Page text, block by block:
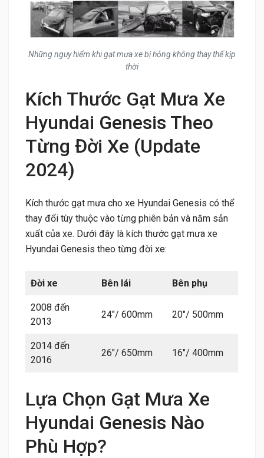
Những nguy hiểm khi gạt mưa xe bị hỏng không thay thế kịp
thời
Kích Thước Gạt Mưa Xe
Hyundai Genesis Theo
Từng Đời Xe (Update
2024)
Kích thước gạt mưa cho xe Hyundai Genesis có thể
thay đổi tùy thuộc vào từng phiên bản và năm sản
xuất của xe. Dưới đây là kích thước gạt mưa xe
Hyundai Genesis theo từng đời xe:
Đời xe Bên lái Bên phụ
2008 đến
2013
24″/ 600mm 20″/ 500mm
2014 đến
2016
26″/ 650mm 16″/ 400mm
Lựa Chọn Gạt Mưa Xe
Hyundai Genesis Nào
Phù Hợp?